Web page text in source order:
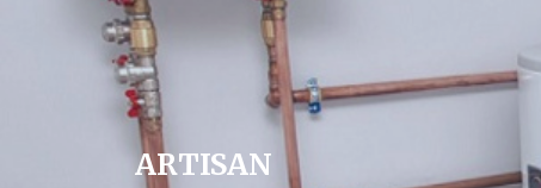
ARTISAN